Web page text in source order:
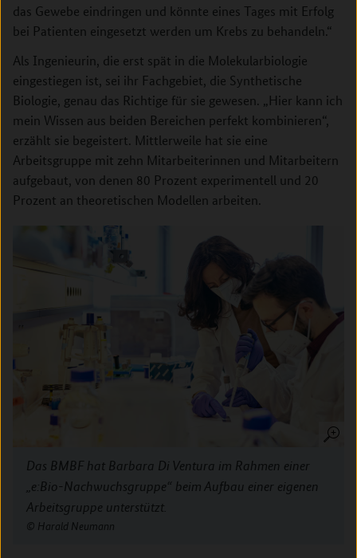
das Gewebe eindringen und könnte eines Tages mit Erfolg
bei Patienten eingesetzt werden um Krebs zu behandeln.“
Als Ingenieurin, die erst spät in die Molekularbiologie
eingestiegen ist, sei ihr Fachgebiet, die Synthetische
Biologie, genau das Richtige für sie gewesen. „Hier kann ich
mein Wissen aus beiden Bereichen perfekt kombinieren“,
erzählt sie begeistert. Mittlerweile hat sie eine
Arbeitsgruppe mit zehn Mitarbeiterinnen und Mitarbeitern
aufgebaut, von denen 80 Prozent experimentell und 20
Prozent an theoretischen Modellen arbeiten.
Das BMBF hat Barbara Di Ventura im Rahmen einer
„e:Bio-Nachwuchsgruppe“ beim Aufbau einer eigenen
Arbeitsgruppe unterstützt.
Harald Neumann